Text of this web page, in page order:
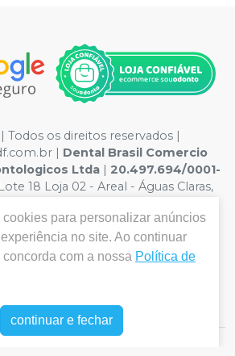
os direitos reservados |
| Dental Brasil Comercio
Ltda | 20.497.694/0001-
18 Loja 02 - Areal - Águas Claras,
meramente ilustrativas - Os preços e
estão sujeitos a alterações. Em
de preços no site, o valor válido é o
Não vendemos por atacado,
volumes pelo site.
cookies para personalizar anúncios
no site. Ao continuar
com a nossa Política de
continuar e fechar